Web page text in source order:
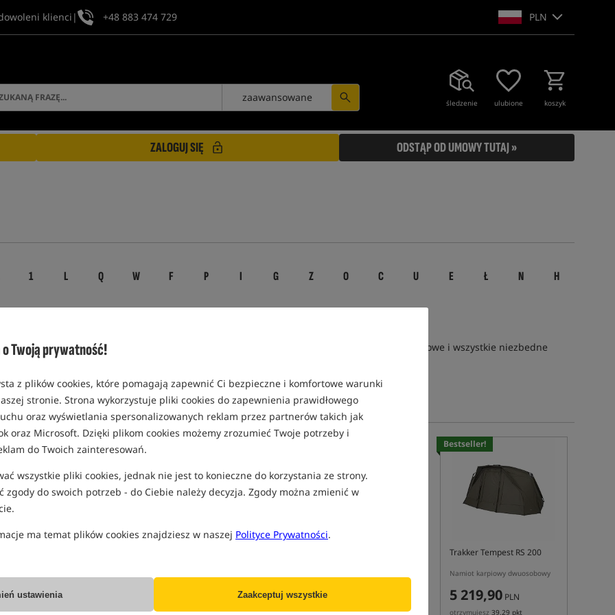
o Twoją prywatność!
z plików cookies, które pomagają zapewnić Ci bezpieczne i komfortowe warunki
stronie. Strona wykorzystuje pliki cookies do zapewnienia prawidłowego
oraz wyświetlania spersonalizowanych reklam przez partnerów takich jak
oraz Microsoft. Dzięki plikom cookies możemy zrozumieć Twoje potrzeby i
do Twoich zainteresowań.
wszystkie pliki cookies, jednak nie jest to konieczne do korzystania ze strony.
zgody do swoich potrzeb - do Ciebie należy decyzja. Zgody można zmienić w
ma temat plików cookies znajdziesz w naszej Polityce Prywatności.
ustawienia Zaakceptuj wszystkie
klienci | +48 883 474 729 PLN
śledzenie ulubione koszyk
zaawansowane
ZALOGUJ SIĘ ODSTĄP OD UMOWY TUTAJ »
1 L Q W F P I G Z O C U E Ł N H
konstrukcji używany przez karpiarzy. Namiot karpiowy powienien pomieścić łózko karpiowe i wszystkie niezbedne
w długich zasiadkach.
Bestseller!
5 524,90
otrzymujesz41,59 pkt
PLN
Cena kat.:5 699,99/ -6%
3 549,99
Cena kat.:3 850,00/ -8%
Bestseller!
Trakker Tempest RS 200
Namiot karpiowy dwuosobowy
5 219,90 PLN
otrzymujesz 39,29 pkt